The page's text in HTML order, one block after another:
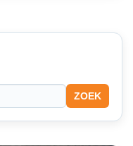
ZOEK